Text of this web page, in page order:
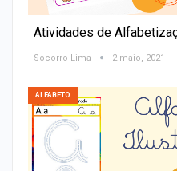
Atividades de
Socorro Lima 2 maio, 2021
ALFABETO